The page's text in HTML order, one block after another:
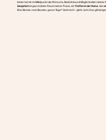
Immer bei mir im Mittelpunkt: die Wünsche, Bedürfnisse & Möglichkeiten meiner
Gesprächim geschützten Raum meiner Praxis, einTreffen in der Natur, den
Eine Stunde, zwei Stunden, ganze Tage? Geht nicht – gibt's nicht. Das gilt